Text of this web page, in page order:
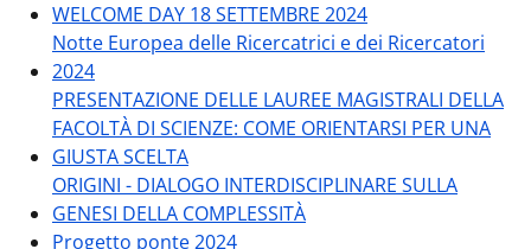
WELCOME DAY 18 SETTEMBRE 2024
Notte Europea delle Ricercatrici e dei Ricercatori
2024
PRESENTAZIONE DELLE LAUREE MAGISTRALI DELLA
FACOLTÀ DI SCIENZE: COME ORIENTARSI PER UNA
GIUSTA SCELTA
ORIGINI - DIALOGO INTERDISCIPLINARE SULLA
GENESI DELLA COMPLESSITÀ
Progetto ponte 2024